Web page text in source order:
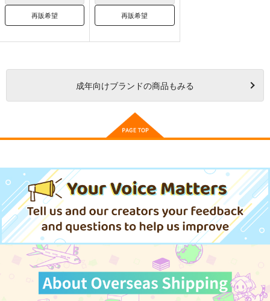
再販希望 再販希望
成年向けブランドの商品もみる